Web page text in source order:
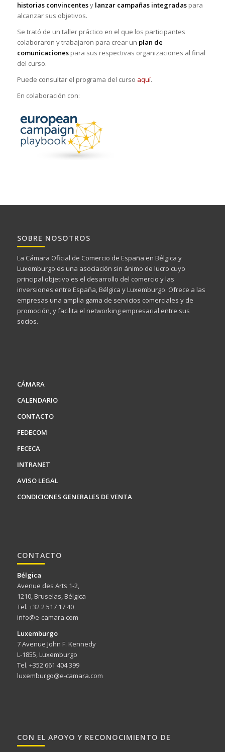
historias convincentesy lanzar campañas integradaspara
alcanzar sus objetivos.
Se trató de un taller práctico en el que los participantes
colaboraron y trabajaron para crear un plan de
comunicacionespara sus respectivas organizaciones al final
del curso.
Puede consultar el programa del curso aquí.
En colaboración con:
SOBRE NOSOTROS
La Cámara Oficial de Comercio de España en Bélgica y
Luxemburgo es una asociación sin ánimo de lucro cuyo
principal objetivo es el desarrollo del comercio y las
inversiones entre España, Bélgica y Luxemburgo. Ofrece a las
empresas una amplia gama de servicios comerciales y de
promoción, y facilita el networking empresarial entre sus
socios.
CÁMARA
CALENDARIO
CONTACTO
FEDECOM
FECECA
INTRANET
AVISO LEGAL
CONDICIONES GENERALES DE VENTA
CONTACTO
Bélgica
Avenue des Arts 1-2,
1210, Bruselas, Bélgica
Tel. +32 2 517 17 40
info@e-camara.com
Luxemburgo
7 Avenue John F. Kennedy
L-1855, Luxemburgo
Tel. +352 661 404 399
luxemburgo@e-camara.com
CON EL APOYO Y RECONOCIMIENTO DE